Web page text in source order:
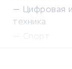
Цифровая
техника
Спорт